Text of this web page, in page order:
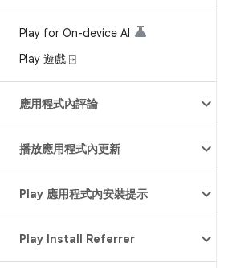
Play for On-device AI
Play 遊戲 ⍈
應用程式內評論
播放應用程式內更新
Play 應用程式內安裝提示
Play Install Referrer